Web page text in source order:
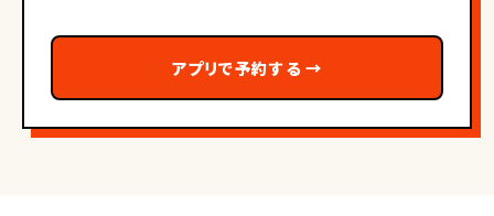
アプリで予約する →